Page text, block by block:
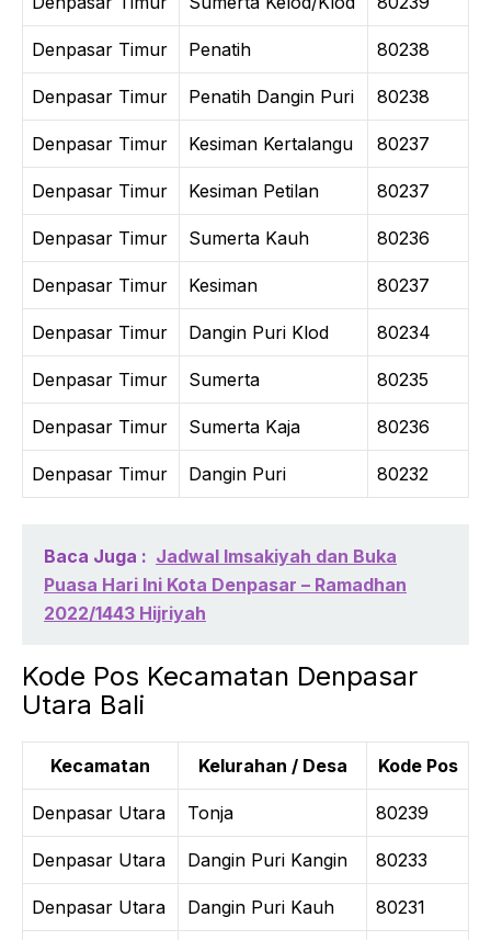
Denpasar Timur Penatih 80238
Denpasar Timur Penatih Dangin Puri 80238
Denpasar Timur Kesiman Kertalangu 80237
Denpasar Timur Kesiman Petilan 80237
Denpasar Timur Sumerta Kauh 80236
Denpasar Timur Kesiman 80237
Denpasar Timur Dangin Puri Klod 80234
Denpasar Timur Sumerta 80235
Denpasar Timur Sumerta Kaja 80236
Denpasar Timur Dangin Puri 80232
Baca Juga : Jadwal Imsakiyah dan Buka
Puasa Hari Ini Kota Denpasar – Ramadhan
2022/1443 Hijriyah
Kode Pos Kecamatan Denpasar
Utara Bali
Kecamatan Kelurahan / Desa Kode Pos
Denpasar Utara Tonja 80239
Denpasar Utara Dangin Puri Kangin 80233
Denpasar Utara Dangin Puri Kauh 80231